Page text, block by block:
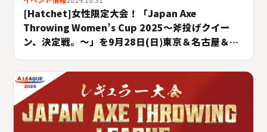
[Hatchet]女性限定大会！「Japan Axe
Throwing Women’s Cup 2025〜斧投げクイー
ン、決定戦。〜」を9月28日(日)東京＆名古屋＆大